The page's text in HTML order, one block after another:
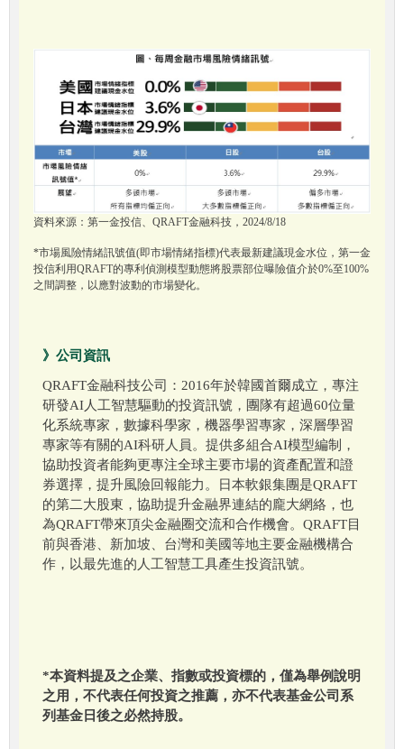
資料來源：第一金投信、QRAFT金融科技，2024/8/18
*市場風險情緒訊號值(即市場情緒指標)代表最新建議現金水位，第一金
投信利用QRAFT的專利偵測模型動態將股票部位曝險值介於0%至100%
之間調整，以應對波動的市場變化。
》公司資訊
QRAFT金融科技公司：2016年於韓國首爾成立，專注
研發AI人工智慧驅動的投資訊號，團隊有超過60位量
化系統專家，數據科學家，機器學習專家，深層學習
專家等有關的AI科研人員。提供多組合AI模型編制，
協助投資者能夠更專注全球主要市場的資產配置和證
券選擇，提升風險回報能力。日本軟銀集團是QRAFT
的第二大股東，協助提升金融界連結的龐大網絡，也
為QRAFT帶來頂尖金融圈交流和合作機會。QRAFT目
前與香港、新加坡、台灣和美國等地主要金融機構合
作，以最先進的人工智慧工具產生投資訊號。
*本資料提及之企業、指數或投資標的，僅為舉例說明
之用，不代表任何投資之推薦，亦不代表基金公司系
列基金日後之必然持股。